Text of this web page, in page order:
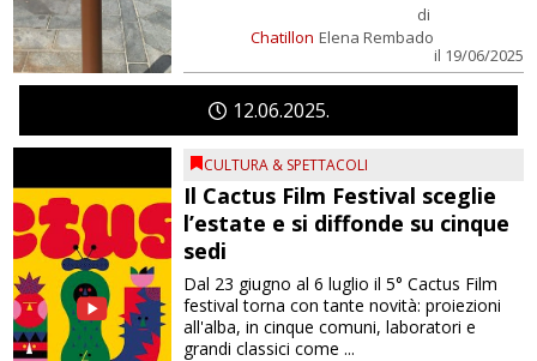
Chatillon
di
Elena Rembado
il 19/06/2025
1206 2025
CULTURA & SPETTACOLI
Il Cactus Film Festival sceglie
l’estate e si diffonde su cinque
sedi
Dal 23 giugno al 6 luglio il 5° Cactus Film
festival torna con tante novità: proiezioni
all'alba, in cinque comuni, laboratori e
grandi classici come ...